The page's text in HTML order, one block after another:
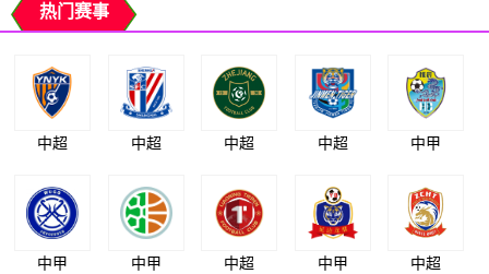
热门赛事
中超 中超 中超 中超 中甲
中甲 中甲 中超 中甲 中超